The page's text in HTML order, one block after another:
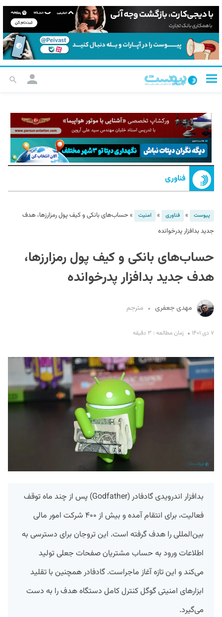
فناوری
پیوست » فناوری » امنیت » حساب‌های بانکی و کیف پول رمزارزها، هدف
جدید بدافزار پدرخوانده
حساب‌های بانکی و کیف پول رمزارزها،
هدف جدید بدافزار پدرخوانده
مهدی جعفری مترجم
۷ دی ۱۴۰۱ زمان مطالعه : ۳ دقیقه
بدافزار اندرویدی گادفادر (Godfather) پس از چند ماه توقف
فعالیت، برای انتقام آمده و بیش از ۴۰۰ شرکت امور مالی
بین‌المللی را هدف گرفته است. این تروجان برای دسترسی به
اطلاعات ورود به حساب مشتریان صفحات جعلی تولید
می‌کند و این تازه آغاز ماجراست. گادفادر همچنین با تقلید
ابزارهای امنیتی گوگل کنترل کامل دستگاه هدف را به دست
می‌گیرد.